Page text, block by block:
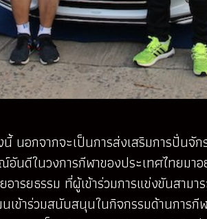
นอกจากจะเป็นการส่งเสริมการปั่
ดีในวงการกีฬาของประเทศไทยมา
ารยธรรม ที่ผู้เข้าร่วมการแข่งขันสา
ข้าร่วมสนับสนุนในกิจกรรมด้านการกี